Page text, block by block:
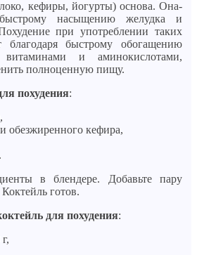
кефиры, йогурты) основа. Она-
насыщению желудка и
при употреблении таких
благодаря быстрому обогащению
и аминокислотами,
полноценную пищу.
похудения:
обезжиренного кефира,
в блендере. Добавьте пару
готов.
для похудения: